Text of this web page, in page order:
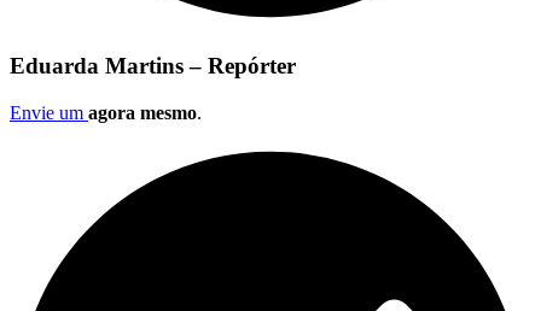
Eduarda Martins – Repórter
Envie um agora mesmo.